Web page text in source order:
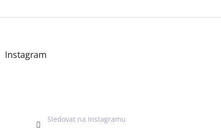
Z
Instagram
Sledovat na Instagramu